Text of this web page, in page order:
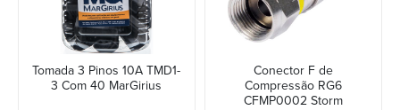
Tomada 3 Pinos 10A TMD1-
3 Com 40 MarGirius
Conector F de
Compressão RG6
CFMP0002 Storm